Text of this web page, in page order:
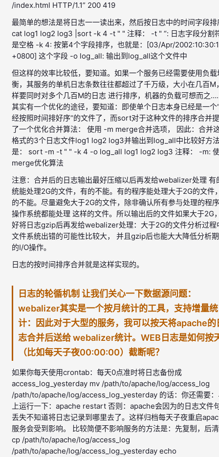
/index.html HTTP/1.1” 200 419
最简单的想法是将日志一一读出来，然后按日志中的时间字段排
cat log1 log2 log3 |sort -k 4 -t " " 注释： -t " “: 日志字段分割
是空格 -k 4: 按第4个字段排序，也就是：[03/Apr/
+0800] 这个字段 -o log_all: 输出到log_all这个文件中
但这样的效率比较低，要知道。如果一个服务已经需要使用负载
衡，其服务的单机日志条数往往都超过了千万级，大小在几百M
样要同时对多个几百M的日志 进行排序，机器的负载可想而之
其实有一个优化的途径，要知道：即使单个日志本身已经是一个
经按照时间排好序“的文件了，而sort对于这种文件的排序合并
了一个优化合并算法： 使用 -m merge合并选项， 因此：合并
格式的3个日志文件log1 log2 log3并输出到log_all中比较好方
是： sort -m -t " " -k 4 -o log_all log1 log2 log3 注释： -m:
merge优化算法
注意：合并后的日志输出最好压缩以后再发给webalizer处理 有
统能处理2G的文件，有的不能。有的程序能处理大于2G的文件
的不能。尽量避免大于2G的文件，除非确认所有参与处理的程
操作系统都能处理 这样的文件。所以输出后的文件如果大于2G
好将日志gzip后再发给webalizer处理：大于2G的文件分析过程
文件系统出错的可能性比较大， 并且gzip后也能大大降低分析
的I/O操作。
日志的按时间排序合并就是这样实现的。
日志的轮循机制 让我们关心一下数据源问题：
webalizer其实是一个按月统计的工具，支持增量统
计：因此对于大型的服务，我可以按天将apache的
志合并后送给 webalizer统计。WEB日志是如何按
（比如每天子夜00:00:00）截断呢？
如果你每天使用crontab：每天0点准时将日志备份成
access_log_yesterday mv /path/to/apache/log/access_log
/path/to/apache/log/access_log_yesterday 的话：你还需要
上运行一下：apache restart 否则：apache会因为的日志文件
丢失不知道将日志记录到哪里去了。这样归档每天子夜重启
服务会受到影响。 比较简便不影响服务的方法是：先复制，后
cp /path/to/apache/log/access_log
/path/to/apache/log/access_log_yesterday echo